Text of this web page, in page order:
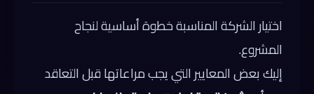
اختيار الشركة المناسبة خطوة أساسية لنجاح
المشروع.
إليك بعض المعايير التي يجب مراعاتها قبل التعاقد